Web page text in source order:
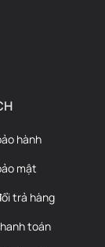
hành
mật
trả hàng
toán